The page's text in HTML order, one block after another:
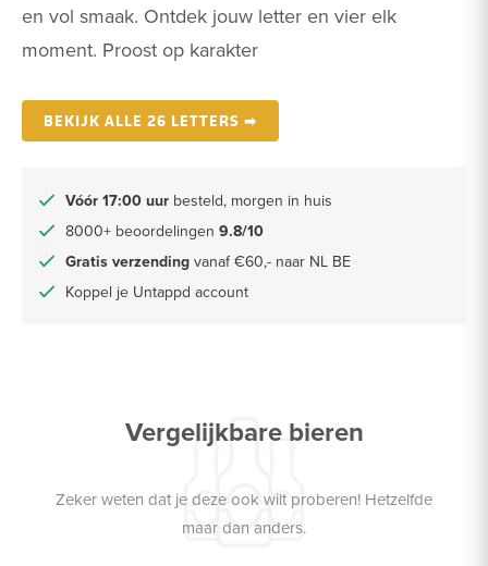
en vol smaak. Ontdek jouw letter en vier elk
moment. Proost op karakter
BEKIJK ALLE 26 LETTERS ➡
Vóór 17:00 uur besteld, morgen in huis
8000+ beoordelingen 9.8/10
Gratis verzending vanaf €60,- naar NL BE
Koppel je Untappd account
Vergelijkbare bieren
Zeker weten dat je deze ook wilt proberen! Hetzelfde
maar dan anders.